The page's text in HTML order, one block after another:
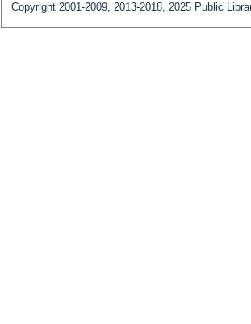
Copyright 2001-2009, 2013-2018, 2025 Public